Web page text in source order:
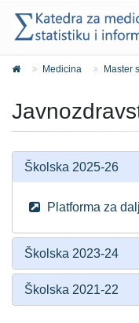
Medicina Master
Školska 2025-26
Platforma za
Školska 2023-24
Školska 2021-22